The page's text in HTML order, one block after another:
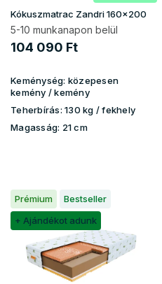
i
s
t
j
a
Kókuszmatrac Zandri 160x200
5-10 munkanapon belül
104 090 Ft
Keménység: közepesen
kemény / kemény
Teherbírás: 130 kg ​​​​/ fekhely
Magasság: 21 cm
Prémium
Bestseller
+ Ajándékot adunk